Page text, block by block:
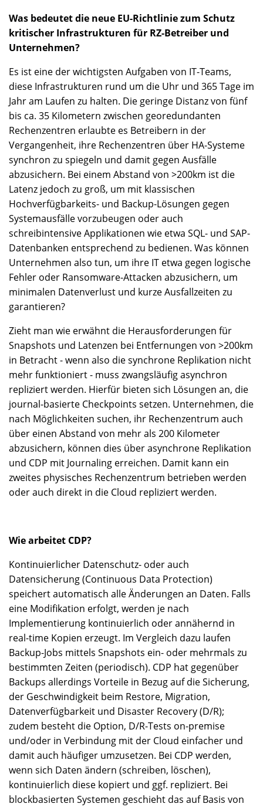
Was bedeutet die neue EU-Richtlinie zum Schutz
kritischer Infrastrukturen für RZ-Betreiber und
Unternehmen?
Es ist eine der wichtigsten Aufgaben von IT-Teams,
diese Infrastrukturen rund um die Uhr und 365 Tage im
Jahr am Laufen zu halten. Die geringe Distanz von fünf
bis ca. 35 Kilometern zwischen georedundanten
Rechenzentren erlaubte es Betreibern in der
Vergangenheit, ihre Rechenzentren über HA-Systeme
synchron zu spiegeln und damit gegen Ausfälle
abzusichern. Bei einem Abstand von >200km ist die
Latenz jedoch zu groß, um mit klassischen
Hochverfügbarkeits- und Backup-Lösungen gegen
Systemausfälle vorzubeugen oder auch
schreibintensive Applikationen wie etwa SQL- und SAP-
Datenbanken entsprechend zu bedienen. Was können
Unternehmen also tun, um ihre IT etwa gegen logische
Fehler oder Ransomware-Attacken abzusichern, um
minimalen Datenverlust und kurze Ausfallzeiten zu
garantieren?
Zieht man wie erwähnt die Herausforderungen für
Snapshots und Latenzen bei Entfernungen von >200km
in Betracht - wenn also die synchrone Replikation nicht
mehr funktioniert - muss zwangsläufig asynchron
repliziert werden. Hierfür bieten sich Lösungen an, die
journal-basierte Checkpoints setzen. Unternehmen, die
nach Möglichkeiten suchen, ihr Rechenzentrum auch
über einen Abstand von mehr als 200 Kilometer
abzusichern, können dies über asynchrone Replikation
und CDP mit Journaling erreichen. Damit kann ein
zweites physisches Rechenzentrum betrieben werden
oder auch direkt in die Cloud repliziert werden.
Wie arbeitet CDP?
Kontinuierlicher Datenschutz- oder auch
Datensicherung (Continuous Data Protection)
speichert automatisch alle Änderungen an Daten. Falls
eine Modifikation erfolgt, werden je nach
Implementierung kontinuierlich oder annähernd in
real-time Kopien erzeugt. Im Vergleich dazu laufen
Backup-Jobs mittels Snapshots ein- oder mehrmals zu
bestimmten Zeiten (periodisch). CDP hat gegenüber
Backups allerdings Vorteile in Bezug auf die Sicherung,
der Geschwindigkeit beim Restore, Migration,
Datenverfügbarkeit und Disaster Recovery (D/R);
zudem besteht die Option, D/R-Tests on-premise
und/oder in Verbindung mit der Cloud einfacher und
damit auch häufiger umzusetzen. Bei CDP werden,
wenn sich Daten ändern (schreiben, löschen),
kontinuierlich diese kopiert und ggf. repliziert. Bei
blockbasierten Systemen geschieht das auf Basis von